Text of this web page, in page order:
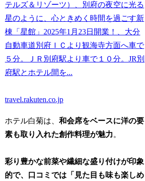
テルズ＆リゾーツ）、別府の夜空に光る
星のように、心ときめく時間を過ごす新
棟「星館」2025年1月23日開業！、大分
自動車道別府ＩＣより観海寺方面へ車で
５分。ＪＲ別府駅より車で１０分。JR別
府駅とホテル間を...
travel.rakuten.co.jp
ホテル白菊は、和会席をベースに洋の要
素も取り入れた創作料理が魅力。
彩り豊かな前菜や繊細な盛り付けが印象
的で、口コミでは「見た目も味も楽しめ